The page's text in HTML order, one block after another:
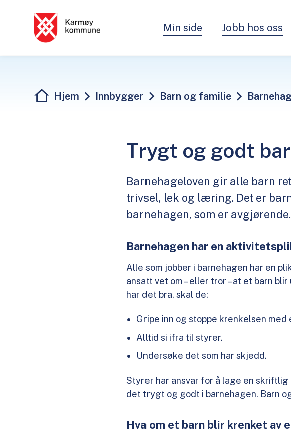
Min side Jobb hos oss
Du er her:
Hjem Innbygger Barn og familie
Trygt og godt
Barnehageloven gir alle barn
trivsel, lek og læring. Det er
barnehagen, som er avgjørende.
Barnehagen har en
Alle som jobber i barnehagen har en
ansatt vet om – eller tror – at et barn
har det bra, skal de:
Gripe inn og stoppe krenkelsen med
Alltid si ifra til styrer.
Undersøke det som har skjedd.
Styrer har ansvar for å lage en
det trygt og godt i barnehagen. Barn
Hva om et barn blir krenket av